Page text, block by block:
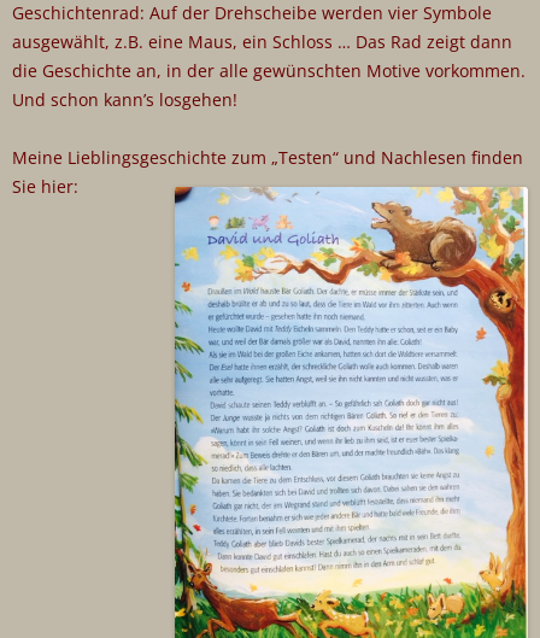
Geschichtenrad: Auf der Drehscheibe werden vier Symbole
ausgewählt, z.B. eine Maus, ein Schloss … Das Rad zeigt dann
die Geschichte an, in der alle gewünschten Motive vorkommen.
Und schon kann’s losgehen!
Meine Lieblingsgeschichte zum „Testen“ und Nachlesen finden
Sie hier: